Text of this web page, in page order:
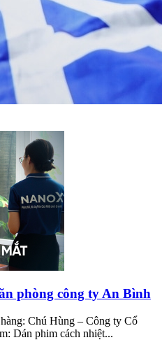
phòng công ty An Bình
Chú Hùng – Công ty Cổ
Dán phim cách nhiệt...